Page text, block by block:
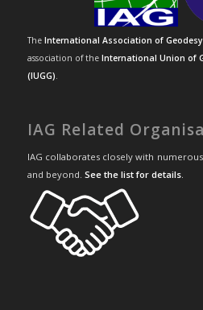
The International Association of Geodesy
association of the International Union of
(IUGG).
IAG Related
IAG collaborates closely with
and beyond. See the list for details.